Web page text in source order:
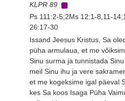
KLPR 89
Ps 111:2-5;2Ms 12:1-8,11-
26:17-30
Issand Jeesus Kristus, Sa
püha armulaua, et me
Sinu surma ja tunnistada
meil Sinu ihu ja vere
et me kogeksime igal päeval
kes Sa koos Isaga Püha